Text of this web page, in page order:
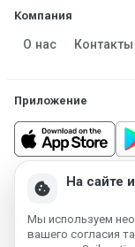
Компания
О нас Контакты
Приложение
Условия
cookie На сайте
Мы используем
вашего согласия